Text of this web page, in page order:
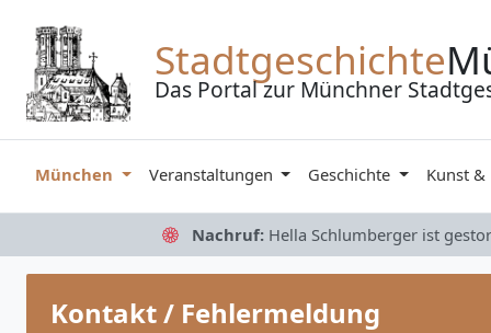
Stadtgeschichte
Das Portal zur Münchner
München Veranstaltungen Geschichte Kunst
Nachruf: Hella Schlumberger ist
Kontakt / Fehlermeldung